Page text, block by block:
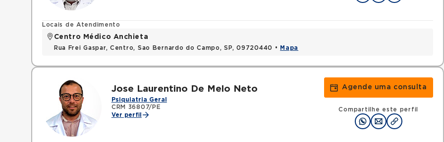
Locais de Atendimento
Centro Médico Anchieta
Rua Frei Gaspar, Centro, Sao Bernardo do Campo, SP, 09720440 • Mapa
Jose Laurentino De Melo Neto
Psiquiatria Geral
CRM 36807/PE
Ver perfil
Agende uma consulta
Compartilhe este perfil